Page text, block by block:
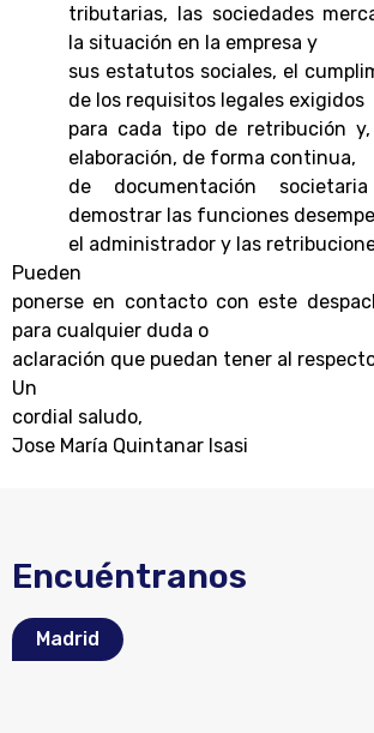
tributarias, las sociedades
la situación en la empresa y
sus estatutos sociales, el
de los requisitos legales exigidos
para cada tipo de retribución
elaboración, de forma continua,
de documentación
demostrar las funciones
el administrador y las
Pueden
ponerse en contacto con este
para cualquier duda o
aclaración que puedan tener al
Un
cordial saludo,
Jose María Quintanar Isasi
Encuéntranos
Madrid